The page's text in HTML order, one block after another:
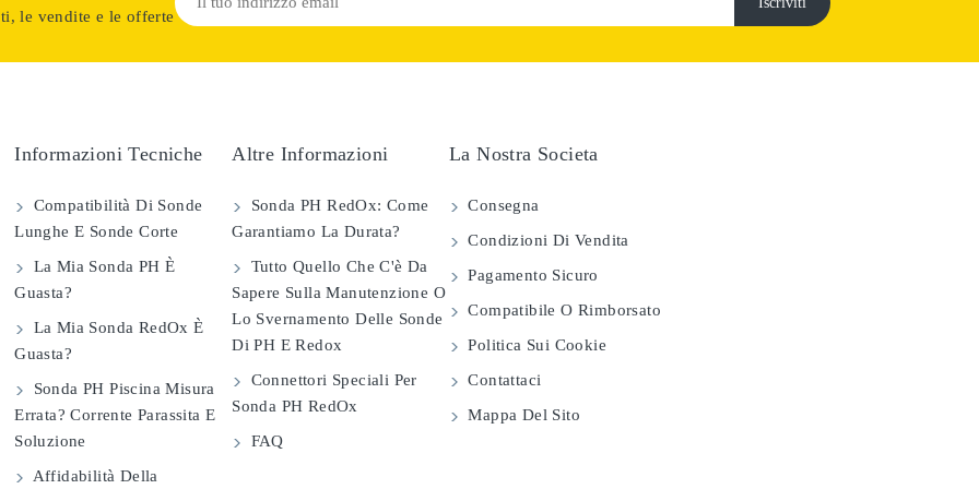
le vendite e le offerte
Informazioni Tecniche
Compatibilità Di Sonde
Lunghe E Sonde Corte
La Mia Sonda PH È
Guasta?
La Mia Sonda RedOx È
Guasta?
Sonda PH Piscina Misura
Errata? Corrente Parassita E
Soluzione
Affidabilità Della
Altre Informazioni
Sonda PH RedOx: Come
Garantiamo La Durata?
Tutto Quello Che C'è Da
Sapere Sulla Manutenzione O
Lo Svernamento Delle Sonde
Di PH E Redox
Connettori Speciali Per
Sonda PH RedOx
FAQ
La Nostra Societa
Consegna
Condizioni Di Vendita
Pagamento Sicuro
Compatibile O Rimborsato
Politica Sui Cookie
Contattaci
Mappa Del Sito